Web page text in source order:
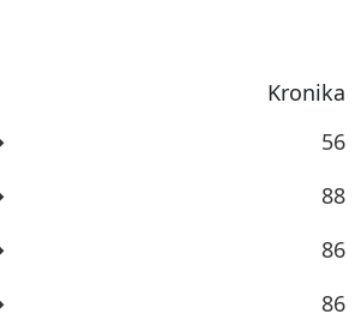
Kronika
56
88
86
86